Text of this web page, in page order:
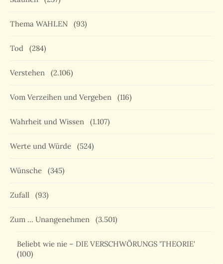
Thema WAHLEN (93)
Tod (284)
Verstehen (2.106)
Vom Verzeihen und Vergeben (116)
Wahrheit und Wissen (1.107)
Werte und Würde (524)
Wünsche (345)
Zufall (93)
Zum … Unangenehmen (3.501)
Beliebt wie nie – DIE VERSCHWÖRUNGS 'THEORIE'
(100)